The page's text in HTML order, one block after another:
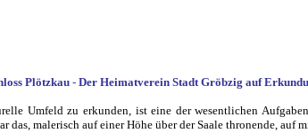
Plötzkau - Der Heimatverein Stadt Gröbzig auf
Umfeld zu erkunden, ist eine der wesentlichen
das, malerisch auf einer Höhe über der Saale thronende,